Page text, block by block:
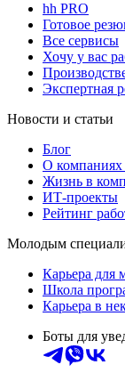
hh PRO
Готовое
Все сервисы
Хочу у вас
Экспертная
Новости и статьи
Блог
О компаниях
Жизнь в
ИТ-проекты
Рейтинг
Молодым
Карьера для
Школа
Карьера в
Боты для